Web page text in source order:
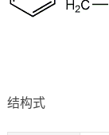
结构式